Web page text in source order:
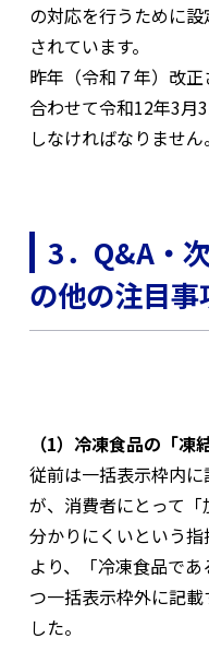
の対応を行うために
されています。
昨年（令和７年）改
合わせて令和12年3月
しなければなりません。
3．Q&A・
の他の注目事
（1）冷凍食品の「
従前は一括表示枠内
が、消費者にとって
分かりにくいという
より、「冷凍食品で
つ一括表示枠外に記
した。